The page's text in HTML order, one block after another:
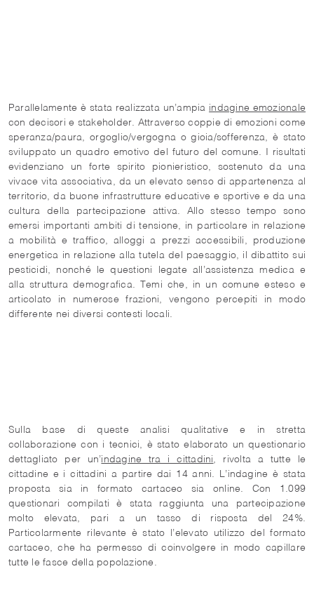
Parallelamente è stata realizzata un’ampia indagine emozionale
con decisori e stakeholder. Attraverso coppie di emozioni come
speranza/paura, orgoglio/vergogna o gioia/sofferenza, è stato
sviluppato un quadro emotivo del futuro del comune. I risultati
evidenziano un forte spirito pionieristico, sostenuto da una
vivace vita associativa, da un elevato senso di appartenenza al
territorio, da buone infrastrutture educative e sportive e da una
cultura della partecipazione attiva. Allo stesso tempo sono
emersi importanti ambiti di tensione, in particolare in relazione
a mobilità e traffico, alloggi a prezzi accessibili, produzione
energetica in relazione alla tutela del paesaggio, il dibattito sui
pesticidi, nonché le questioni legate all’assistenza medica e
alla struttura demografica. Temi che, in un comune esteso e
articolato in numerose frazioni, vengono percepiti in modo
differente nei diversi contesti locali.
Sulla base di queste analisi qualitative e in stretta
collaborazione con i tecnici, è stato elaborato un questionario
dettagliato per un’indagine tra i cittadini, rivolta a tutte le
cittadine e i cittadini a partire dai 14 anni. L’indagine è stata
proposta sia in formato cartaceo sia online. Con 1.099
questionari compilati è stata raggiunta una partecipazione
molto elevata, pari a un tasso di risposta del 24%.
Particolarmente rilevante è stato l’elevato utilizzo del formato
cartaceo, che ha permesso di coinvolgere in modo capillare
tutte le fasce della popolazione.